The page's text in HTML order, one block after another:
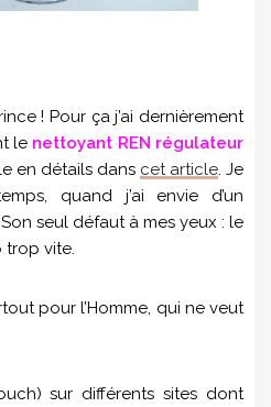
! Pour ça j’ai dernièrement
le nettoyant REN régulateur
en détails dans cet article . Je
quand j’ai envie d’un
seul défaut à mes yeux : le
vite.
pour l’Homme, qui ne veut
sur différents sites dont